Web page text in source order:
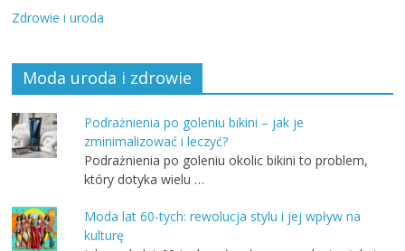
Zdrowie i uroda
Moda uroda i zdrowie
Podrażnienia po goleniu bikini – jak je
zminimalizować i leczyć?
Podrażnienia po goleniu okolic bikini to problem,
który dotyka wielu …
Moda lat 60-tych: rewolucja stylu i jej wpływ na
kulturę